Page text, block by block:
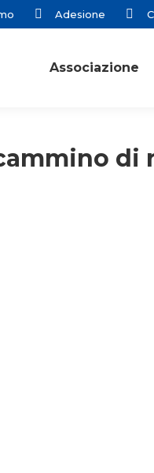
Adesione
Associazione
di